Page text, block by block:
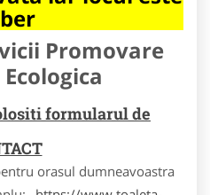
Promovare
formularul de
orasul dumneavoastra